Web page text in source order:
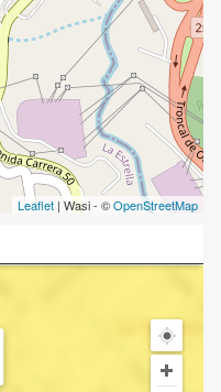
Leaflet | Wasi - ©OpenStreetMap